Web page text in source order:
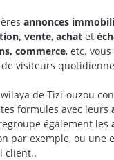
annonces
vente, achat et
commerce, etc.
visiteurs
de Tizi-ouzou
formules avec leurs
également les
par exemple, ou une
client..